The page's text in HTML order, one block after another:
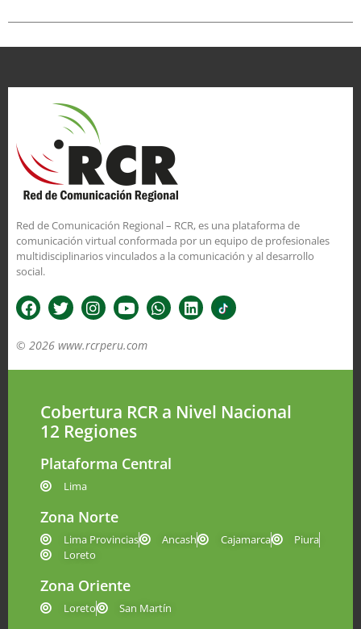
Red de Comunicación Regional – RCR, es una plataforma de
comunicación virtual conformada por un equipo de profesionales
multidisciplinarios vinculados a la comunicación y al desarrollo
social.
© 2026 www.rcrperu.com
Cobertura RCR a Nivel Nacional
12 Regiones
Plataforma Central
Lima
Zona Norte
Lima Provincias Ancash Cajamarca
Piura
Loreto
Zona Oriente
Loreto San Martín